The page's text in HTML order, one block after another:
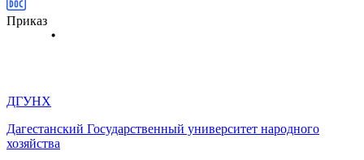
Приказ
ДГУНХ
Дагестанский Государственный университет народного
хозяйства